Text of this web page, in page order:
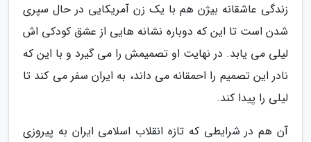
زندگی عاشقانه بیژن هم با یک زن آمریکایی در حال سپری
شدن است تا این که دوباره نشانه هایی از عشق کودکی اش
لیلی می یابد. در نهایت او تصمیمش را می گیرد و با این که
نادر این تصمیم را احمقانه می داند، به ایران سفر می کند تا
لیلی را پیدا کند.
آن هم در شرایطی که تازه انقلاب اسلامی ایران به پیروزی